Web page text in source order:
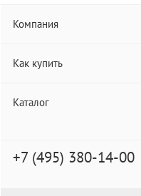
Компания
Как купить
Каталог
+7 (495) 380-14-00